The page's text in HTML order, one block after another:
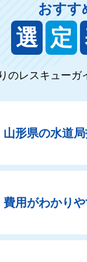
おすす
選 定
のレスキューガ
山形県の水道
費用がわかりや